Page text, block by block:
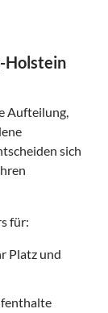
Holstein
Aufteilung,
sich
für:
Platz und